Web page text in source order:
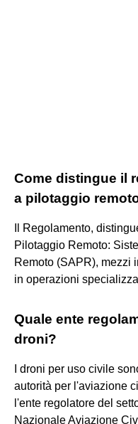
Come distingue il
a pilotaggio
Il Regolamento,
Pilotaggio Remoto:
Remoto (SAPR), mezzi
in operazioni
Quale ente
droni?
I droni per uso civile
autorità per l'aviazione
l'ente regolatore del
Nazionale Aviazione